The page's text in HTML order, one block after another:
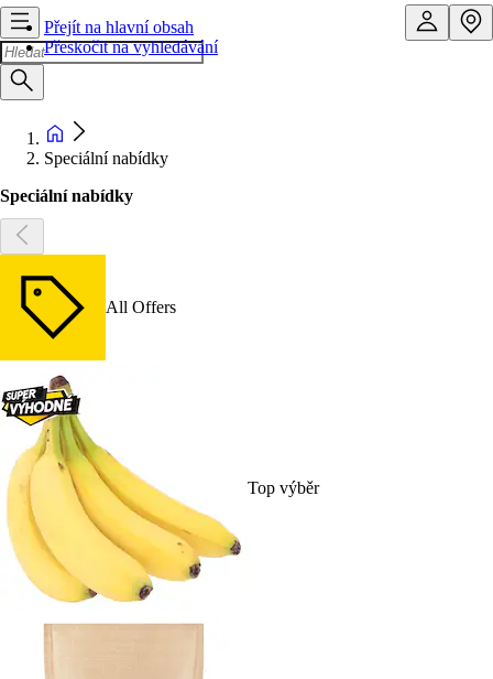
Přejít na hlavní obsah
Přeskočit na vyhledávání
Speciální nabídky
Speciální nabídky
All Offers
Top výběr